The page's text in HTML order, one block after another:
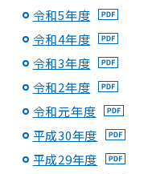
令和5年度
令和4年度
令和3年度
令和2年度
令和元年度
平成30年度
平成29年度